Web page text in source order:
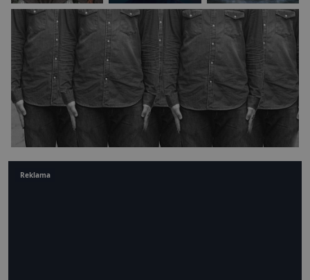
Reklama